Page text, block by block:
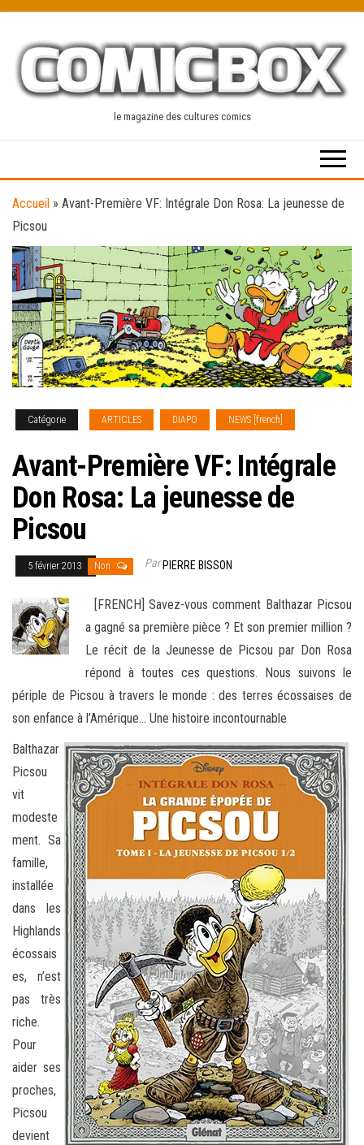
content
le magazine des cultures comics
Accueil » Avant-Première VF: Intégrale Don Rosa: La jeunesse de
Picsou
Catégorie ARTICLES DIAPO NEWS [french]
Avant-Première VF: Intégrale
Don Rosa: La jeunesse de
Picsou
5 février 2013 Non ParPIERRE BISSON
[FRENCH] Savez-vous comment Balthazar Picsou
a gagné sa première pièce ? Et son premier million ?
Le récit de la Jeunesse de Picsou par Don Rosa
répond à toutes ces questions. Nous suivons le
périple de Picsou à travers le monde : des terres écossaises de
son enfance à l’Amérique… Une histoire incontournable
Balthazar
Picsou
vit
modeste
ment. Sa
famille,
installée
dans les
Highlands
écossais
es, n’est
pas très
riche.
Pour
aider ses
proches,
Picsou
devient